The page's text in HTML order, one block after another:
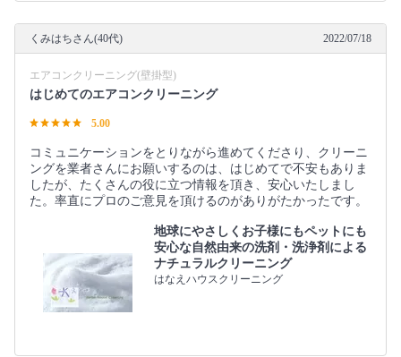
くみはちさん(40代) 2022/07/18
エアコンクリーニング(壁掛型)
はじめてのエアコンクリーニング
5.00
コミュニケーションをとりながら進めてくださり、クリーニ
ングを業者さんにお願いするのは、はじめてで不安もありま
したが、たくさんの役に立つ情報を頂き、安心いたしまし
た。率直にプロのご意見を頂けるのがありがたかったです。
地球にやさしくお子様にもペットにも
安心な自然由来の洗剤・洗浄剤による
ナチュラルクリーニング
はなえハウスクリーニング